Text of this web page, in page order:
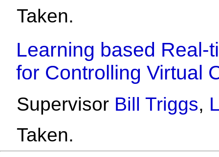
Taken.
Learning based Real-
for Controlling Virtual
Supervisor Bill Triggs,
Taken.